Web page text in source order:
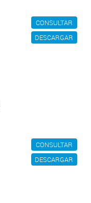
CONSULTAR
DESCARGAR
CONSULTAR
DESCARGAR